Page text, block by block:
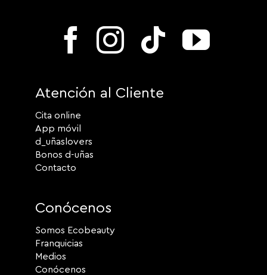
Atención al Cliente
Cita online
App móvil
d_uñaslovers
Bonos d-uñas
Contacto
Conócenos
Somos Ecobeauty
Franquicias
Medios
Conócenos